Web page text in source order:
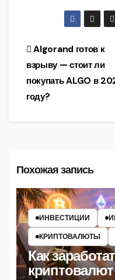
последних
новостей из
криптовалют и
майнинга
Навигация
по
записям
Algorand готов к
взрыву — стоит ли
покупать ALGO в
году?
Похожая запись
ИНВЕСТИЦИИ
КРИПТОВАЛЮТЫ
Как